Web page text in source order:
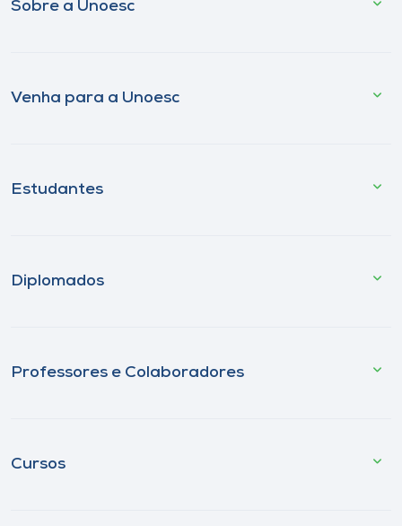
Sobre a Unoesc
Venha para a Unoesc
Estudantes
Diplomados
Professores e Colaboradores
Cursos